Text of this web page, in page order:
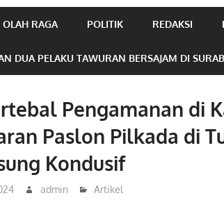
OLAH RAGA POLITIK REDAKSI
DUA PELAKU TAWURAN BERSAJAM DI
Pengamanan di
Paslon Pilkada di
Kondusif
admin Artikel